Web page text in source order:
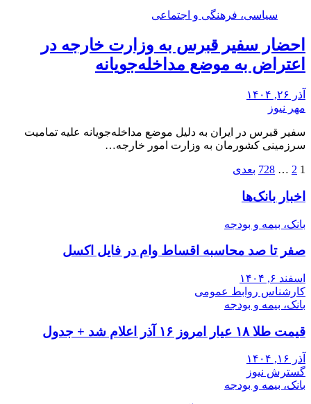
سیاسی، فرهنگی و اجتماعی
احضار سفیر قبرس به وزارت خارجه در
اعتراض به موضع مداخله‌جویانه
آذر ۲۶, ۱۴۰۴
مهر نیوز
سفیر قبرس در ایران به دلیل موضع مداخله‌جویانه علیه تمامیت
سرزمینی کشورمان به وزارت امور خارجه…
صفحه‌بندی
نوشته‌ها
1
2
…
728 بعدی
اخبار بانک‌ها
بانک، بیمه و بودجه
صفر تا صد محاسبه اقساط وام در فایل اکسل
اسفند ۶, ۱۴۰۴
کارشناس روابط عمومی
بانک، بیمه و بودجه
قیمت طلا ۱۸ عیار امروز ۱۶ آذر اعلام شد + جدول
آذر ۱۶, ۱۴۰۴
گسترش نیوز
بانک، بیمه و بودجه